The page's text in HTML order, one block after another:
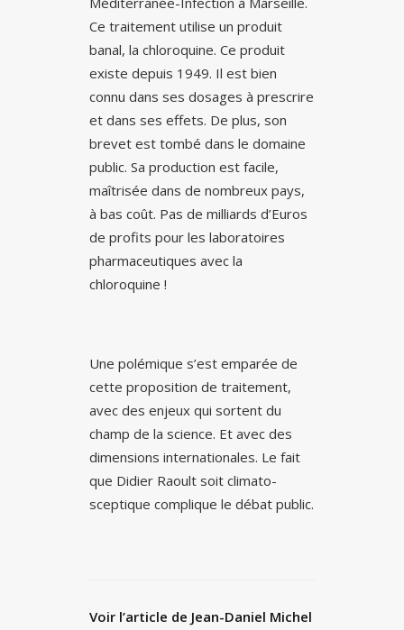
Ce traitement utilise un produit
banal, la chloroquine. Ce produit
existe depuis 1949. Il est bien
connu dans ses dosages à prescrire
et dans ses effets. De plus, son
brevet est tombé dans le domaine
public. Sa production est facile,
maîtrisée dans de nombreux pays,
à bas coût. Pas de milliards d’Euros
de profits pour les laboratoires
pharmaceutiques avec la
chloroquine !
Une polémique s’est emparée de
cette proposition de traitement,
avec des enjeux qui sortent du
champ de la science. Et avec des
dimensions internationales. Le fait
que Didier Raoult soit climato-
sceptique complique le débat public.
Voir l’article de Jean-Daniel Michel